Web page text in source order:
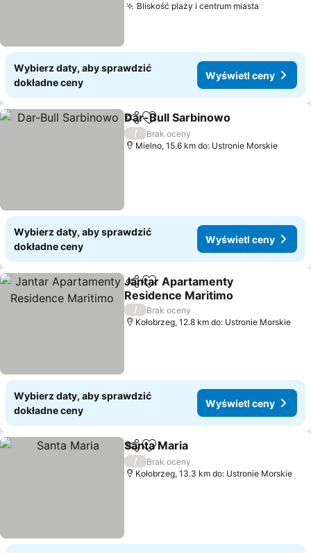
Bliskość plaży i centrum miasta
Wybierz daty, aby sprawdzić
dokładne ceny
Wyświetl ceny
Udostępnij
Dodaj do ulubionych
Dar-Bull Sarbinowo
/
Brak oceny
Mielno, 15.6 km do: Ustronie Morskie
Wybierz daty, aby sprawdzić
dokładne ceny
Wyświetl ceny
Udostępnij
Dodaj do ulubionych
Jantar Apartamenty
Residence Maritimo
Wyświetl ceny
/
Brak oceny
Kołobrzeg, 12.8 km do: Ustronie Morskie
Wybierz daty, aby sprawdzić
dokładne ceny
Wyświetl ceny
Udostępnij
Dodaj do ulubionych
Santa Maria
/
Brak oceny
Kołobrzeg, 13.3 km do: Ustronie Morskie